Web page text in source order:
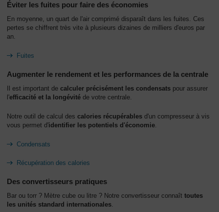
L'entreprise
-
Aperçu
général
Éviter les fuites pour faire des économies
En moyenne, un quart de l'air comprimé disparaît dans les fuites. Ces
pertes se chiffrent très vite à plusieurs dizaines de milliers d'euros par
an.
Fuites
Augmenter le rendement et les performances de la centrale
Il est important de calculer précisément les condensats pour assurer
l'efficacité et la longévité de votre centrale.
Notre outil de calcul des calories récupérables d'un compresseur à vis
vous permet d'identifier les potentiels d'économie.
Condensats
Récupération des calories
Des convertisseurs pratiques
Bar ou torr ? Mètre cube ou litre ? Notre convertisseur connaît toutes
les unités standard internationales.